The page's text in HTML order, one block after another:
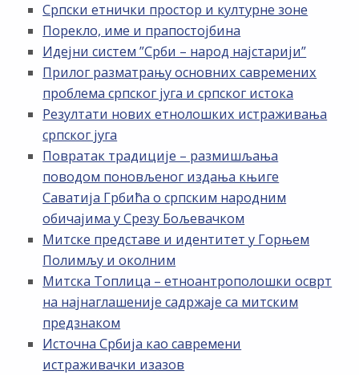
Српски етнички простор и културне зоне
Порекло, име и прапостојбина
Идејни систем ”Срби – народ најстарији”
Прилог разматрању основних савремених
проблема српског југа и српског истока
Резултати нових етнолошких истраживања
српског југа
Повратак традиције – размишљања
поводом поновљеног издања књиге
Саватија Грбића о српским народним
обичајима у Срезу Бољевачком
Митске представе и идентитет у Горњем
Полимљу и околним
Митска Топлица – етноантрополошки осврт
на најнаглашеније садржаје са митским
предзнаком
Источна Србија као савремени
истраживачки изазов